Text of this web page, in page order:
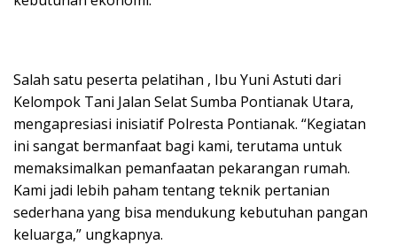
Salah satu peserta pelatihan , Ibu Yuni Astuti dari
Kelompok Tani Jalan Selat Sumba Pontianak Utara,
mengapresiasi inisiatif Polresta Pontianak. “Kegiatan
ini sangat bermanfaat bagi kami, terutama untuk
memaksimalkan pemanfaatan pekarangan rumah.
Kami jadi lebih paham tentang teknik pertanian
sederhana yang bisa mendukung kebutuhan pangan
keluarga,” ungkapnya.